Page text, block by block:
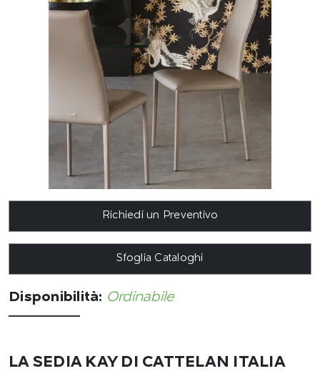
Richiedi un Preventivo
Sfoglia Cataloghi
Disponibilità: Ordinabile
LA SEDIA KAY DI CATTELAN ITALIA